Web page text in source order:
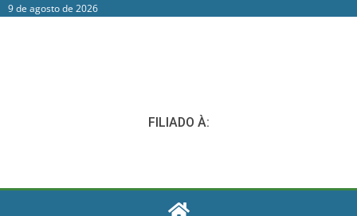
9 de agosto de 2026
FILIADO À: